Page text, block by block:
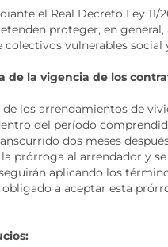
el Real Decreto Ley 11/
proteger, en
vulnerables social
la vigencia de los
los arrendamientos de
del período
dos meses
prórroga al arrendador y
aplicando los
a aceptar esta